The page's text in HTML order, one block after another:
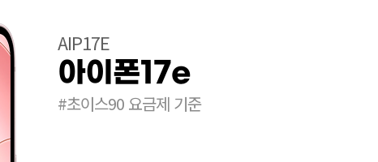
AIP17E
아이폰17e
#초이스90 요금제 기준